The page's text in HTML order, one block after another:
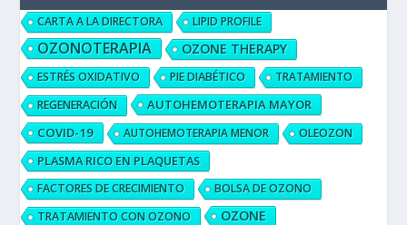
CARTA A LA DIRECTORA LIPID PROFILE
OZONOTERAPIA OZONE THERAPY
ESTRÉS OXIDATIVO PIE DIABÉTICO
TRATAMIENTO
REGENERACIÓN
AUTOHEMOTERAPIA MAYOR
COVID-19
AUTOHEMOTERAPIA MENOR OLEOZON
PLASMA RICO EN PLAQUETAS
FACTORES DE CRECIMIENTO
BOLSA DE OZONO
TRATAMIENTO CON OZONO
OZONE